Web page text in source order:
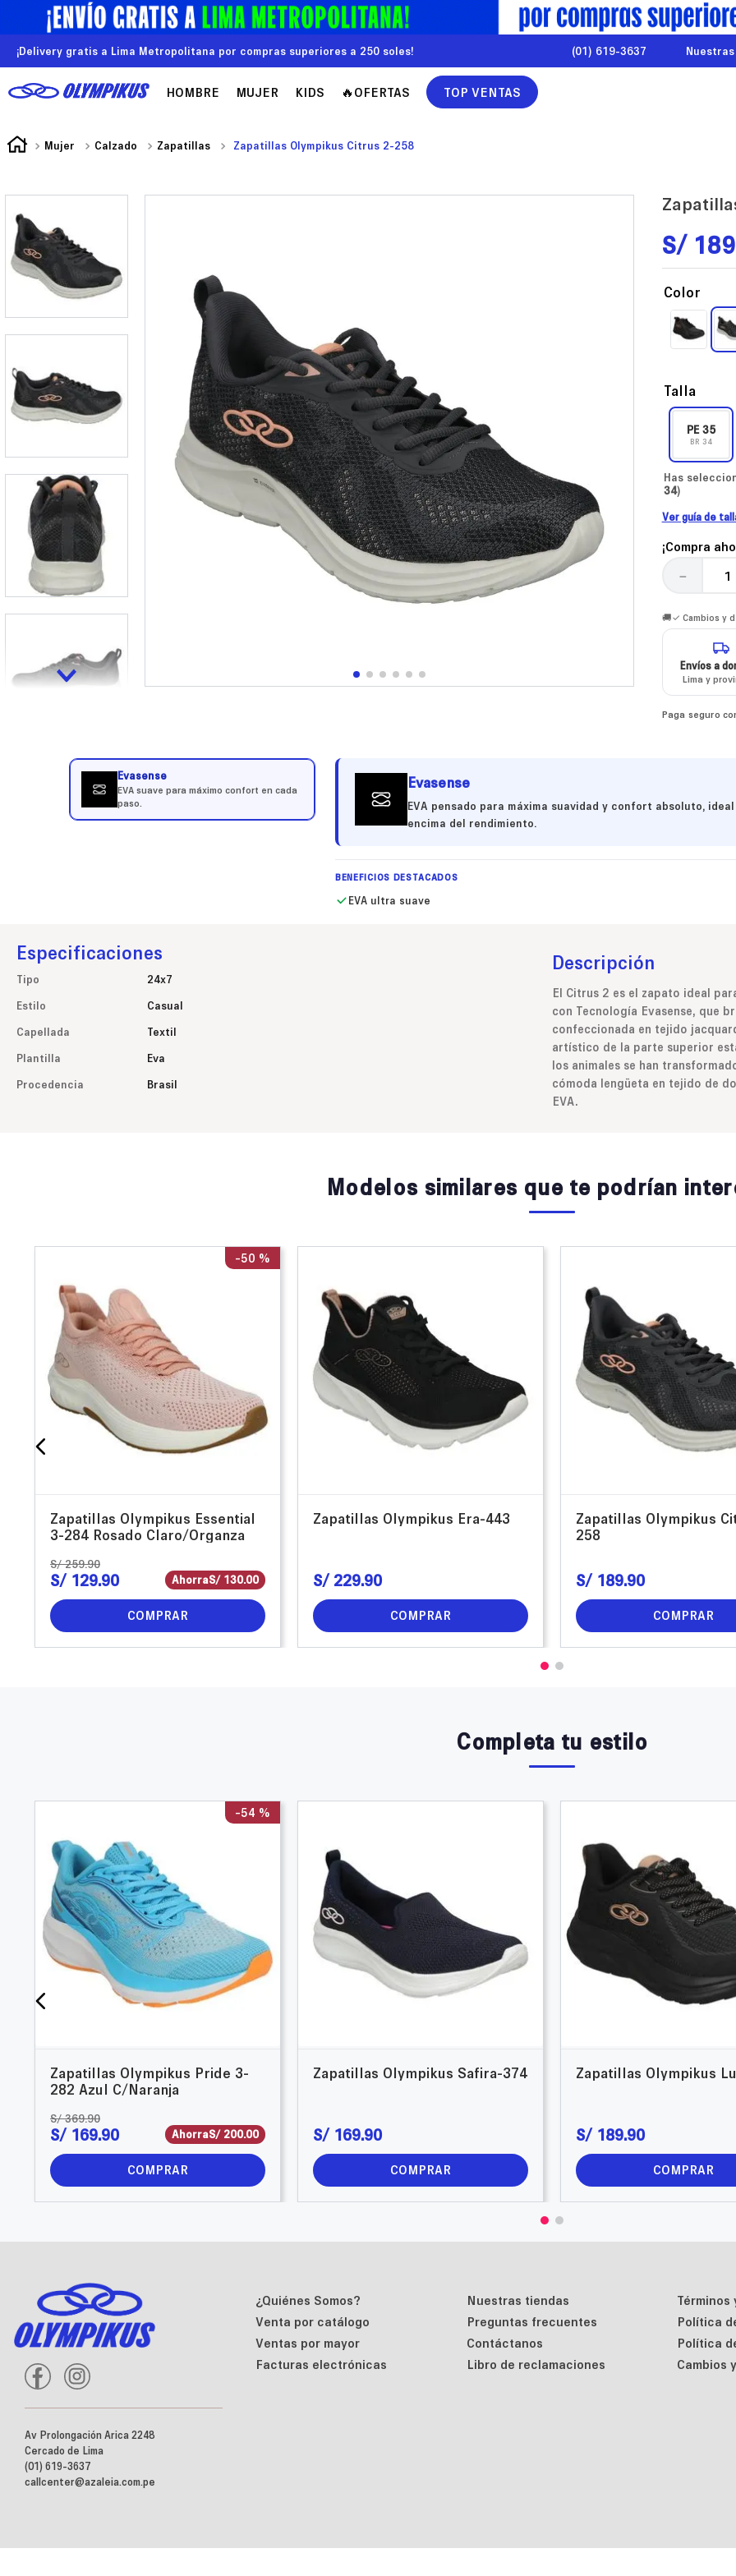
¡Delivery gratis a Lima Metropolitana por compras superiores a 250 soles! (01) 619-3637
HOMBRE MUJER KIDS 🔥OFERTAS TOP VENTAS
Mujer Calzado Zapatillas Zapatillas Olympikus Citrus 2-258
S/ 189
Talla
PE35
BR 34
Has
34)
Color
Ver guía de
¡Compra
－
🚚✓ Cambios y
Envíos a
Lima y
Paga seguro
Evasense
EVA suave para máximo confort en cada
paso.
Evasense
EVA pensado para máxima suavidad y confort absoluto,
encima del rendimiento.
BENEFICIOS DESTACADOS
EVA ultra suave
Especificaciones
Tipo
24x7
Estilo
Casual
Capellada
Textil
Plantilla
Eva
Procedencia
Brasil
Descripción
El Citrus 2 es el zapato ideal
con Tecnología Evasense, que
confeccionada en tejido
artístico de la parte superior
los animales se han
cómoda lengüeta en tejido de
EVA.
Modelos similares que te podrían
-50 %
Zapatillas Olympikus Essential
3-284 Rosado Claro/Organza
S/ 259.90
S/ 129.90 AhorraS/ 130.00
COMPRAR
Zapatillas Olympikus Era-443
S/ 229.90
COMPRAR
Zapatillas Olympikus
258
S/ 189.90
COMPRAR
Completa tu estilo
-54 %
Zapatillas Olympikus Pride 3-
282 Azul C/Naranja
S/ 369.90
S/ 169.90 AhorraS/ 200.00
COMPRAR
Zapatillas Olympikus Safira-374
S/ 169.90
COMPRAR
Zapatillas Olympikus
S/ 189.90
COMPRAR
Av Prolongación Arica 2248
Cercado de Lima
(01) 619-3637
callcenter@azaleia.com.pe
¿Quiénes Somos?
Venta por catálogo
Ventas por mayor
Facturas electrónicas
Nuestras tiendas
Preguntas frecuentes
Contáctanos
Libro de reclamaciones
Política
Política
Cambios